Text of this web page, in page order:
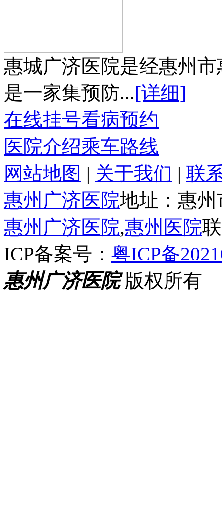
惠城广济医院是经惠州
是一家集预防...[详细]
在线挂号看病预约
医院介绍乘车路线
网站地图 | 关于我们 | 联
惠州广济医院地址：惠
惠州广济医院,惠州医院
ICP备案号： 粤ICP备
惠州广济医院版权所有